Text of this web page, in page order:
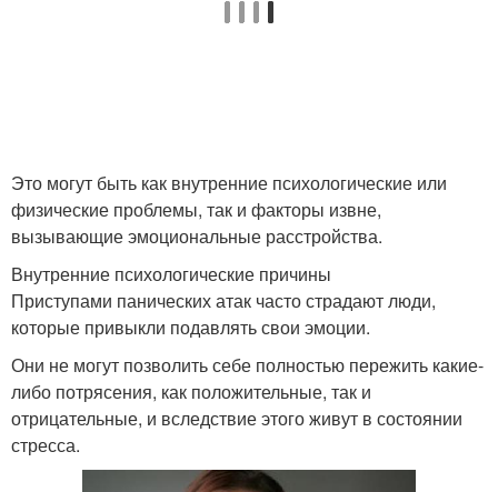
Это могут быть как внутренние психологические или
физические проблемы, так и факторы извне,
вызывающие эмоциональные расстройства.
Внутренние психологические причины
Приступами панических атак часто страдают люди,
которые привыкли подавлять свои эмоции.
Они не могут позволить себе полностью пережить какие-
либо потрясения, как положительные, так и
отрицательные, и вследствие этого живут в состоянии
стресса.